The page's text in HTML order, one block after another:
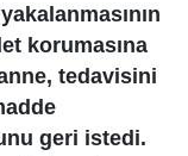
korumasına
tedavisini
geri istedi.